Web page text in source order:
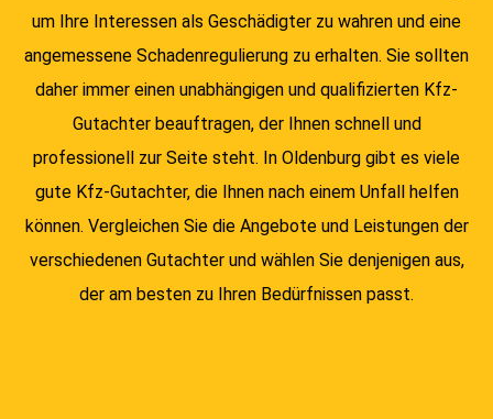
um Ihre Interessen als Geschädigter zu wahren und eine
angemessene Schadenregulierung zu erhalten. Sie sollten
daher immer einen unabhängigen und qualifizierten Kfz-
Gutachter beauftragen, der Ihnen schnell und
professionell zur Seite steht. In Oldenburg gibt es viele
gute Kfz-Gutachter, die Ihnen nach einem Unfall helfen
können. Vergleichen Sie die Angebote und Leistungen der
verschiedenen Gutachter und wählen Sie denjenigen aus,
der am besten zu Ihren Bedürfnissen passt.